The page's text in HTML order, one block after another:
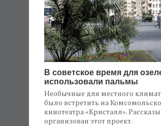
В советское время для
использовали пальмы
Необычные для местного
было встретить на
кинотеатра «Кристалл».
организован этот проект.